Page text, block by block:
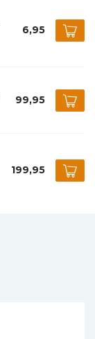
6,95
99,95
199,95